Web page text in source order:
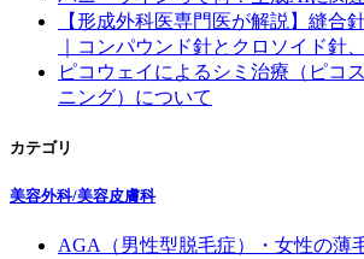
【形成外科医専門医が解説】縫合
｜コンパウンド針とクロソイド針
ピコウェイによるシミ治療（ピコ
ニング）について
カテゴリ
美容外科/美容皮膚科
AGA（男性型脱毛症）・女性の薄